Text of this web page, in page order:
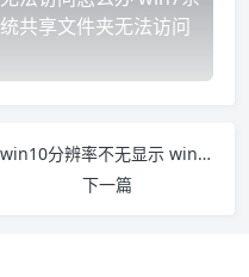
统共享文件夹无法访问
win10分辨率不无显示 win10屏幕分辨率没有1920
下一篇